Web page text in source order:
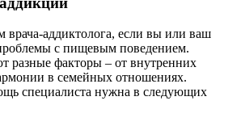
врача-аддиктолога, если вы или ваш
с пищевым поведением.
разные факторы – от внутренних
в семейных отношениях.
специалиста нужна в следующих